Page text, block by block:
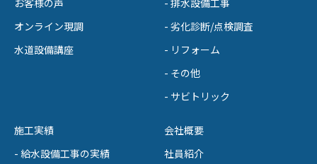
オンライン現調
水道設備講座
- 劣化診断/点検調査
- リフォーム
- その他
- サビトリック
施工実績
- 給水設備工事の実績
会社概要
社員紹介